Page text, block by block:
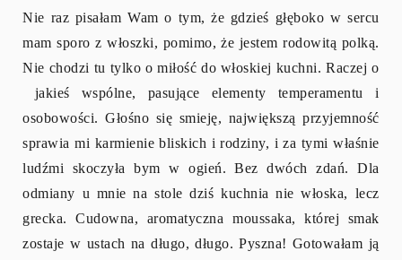
Nie raz pisałam Wam o tym, że gdzieś głęboko w sercu
mam sporo z włoszki, pomimo, że jestem rodowitą polką.
Nie chodzi tu tylko o miłość do włoskiej kuchni. Raczej o
jakieś wspólne, pasujące elementy temperamentu i
osobowości. Głośno się smieję, największą przyjemność
sprawia mi karmienie bliskich i rodziny, i za tymi właśnie
ludźmi skoczyła bym w ogień. Bez dwóch zdań. Dla
odmiany u mnie na stole dziś kuchnia nie włoska, lecz
grecka. Cudowna, aromatyczna moussaka, której smak
zostaje w ustach na długo, długo. Pyszna! Gotowałam ją